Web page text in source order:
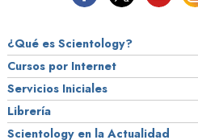
¿Qué es Scientology?
Cursos por Internet
Servicios Iniciales
Librería
Scientology en la Actualidad